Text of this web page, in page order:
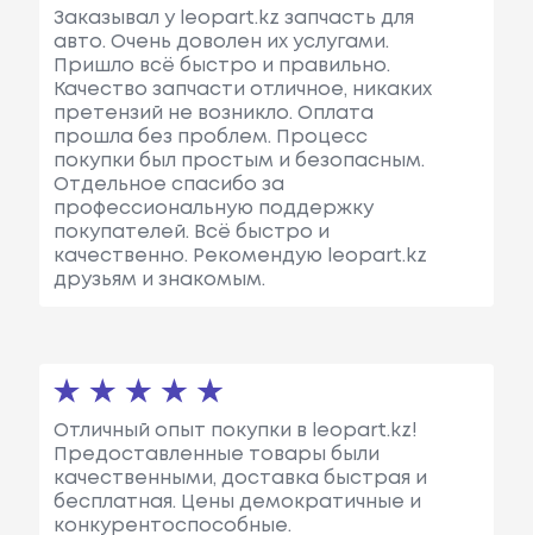
Заказывал у leopart.kz запчасть для
авто. Очень доволен их услугами.
Пришло всё быстро и правильно.
Качество запчасти отличное, никаких
претензий не возникло. Оплата
прошла без проблем. Процесс
покупки был простым и безопасным.
Отдельное спасибо за
профессиональную поддержку
покупателей. Всё быстро и
качественно. Рекомендую leopart.kz
друзьям и знакомым.
Отличный опыт покупки в leopart.kz!
Предоставленные товары были
качественными, доставка быстрая и
бесплатная. Цены демократичные и
конкурентоспособные.